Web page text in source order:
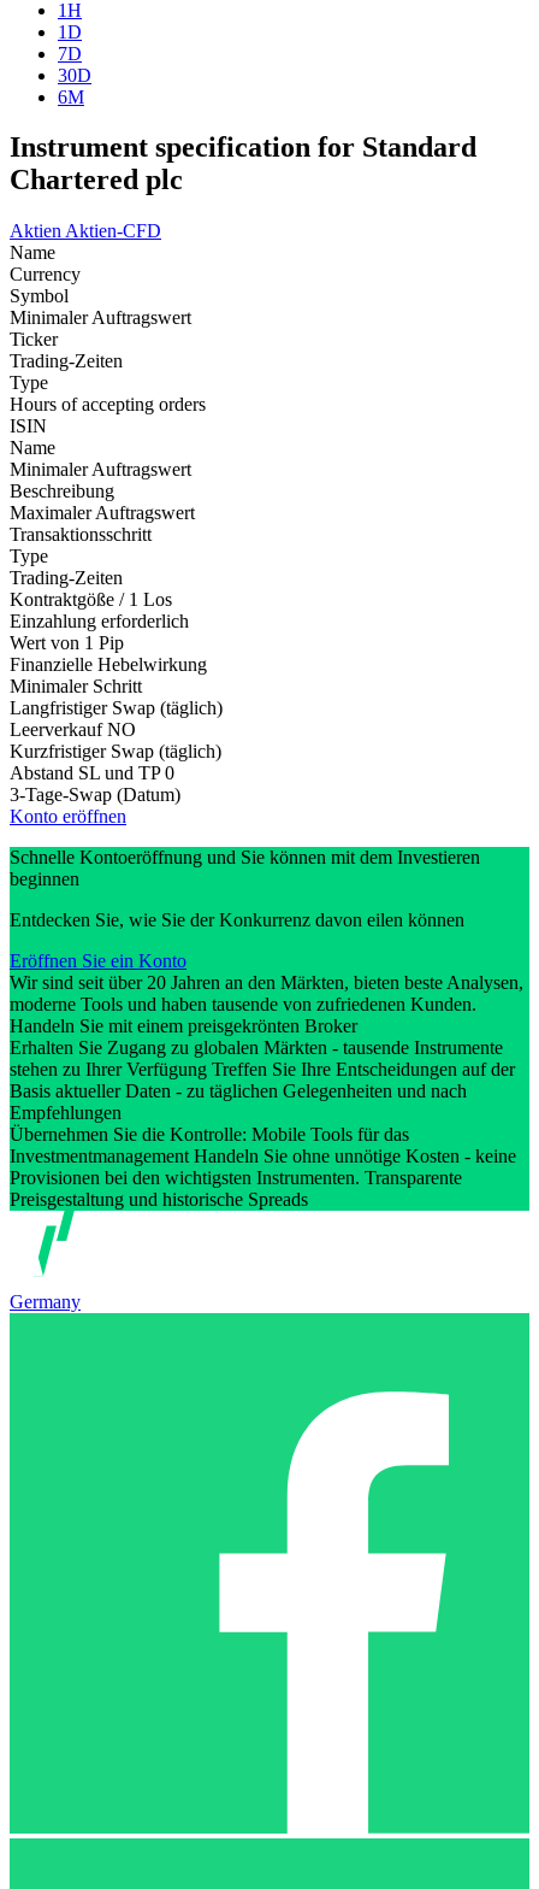
1H
1D
7D
30D
6M
Instrument specification for Standard
Chartered plc
Aktien Aktien-CFD
Name
Currency
Symbol
Minimaler Auftragswert
Ticker
Trading-Zeiten
Type
Hours of accepting orders
ISIN
Name
Minimaler Auftragswert
Beschreibung
Maximaler Auftragswert
Transaktionsschritt
Type
Trading-Zeiten
Kontraktgöße / 1 Los
Einzahlung erforderlich
Wert von 1 Pip
Finanzielle Hebelwirkung
Minimaler Schritt
Langfristiger Swap (täglich)
Leerverkauf NO
Kurzfristiger Swap (täglich)
Abstand SL und TP 0
3-Tage-Swap (Datum)
Konto eröffnen
Schnelle Kontoeröffnung und Sie können mit dem Investieren
beginnen
Entdecken Sie, wie Sie der Konkurrenz davon eilen können
Eröffnen Sie ein Konto
Wir sind seit über 20 Jahren an den Märkten, bieten beste Analysen,
moderne Tools und haben tausende von zufriedenen Kunden.
Handeln Sie mit einem preisgekrönten Broker
Erhalten Sie Zugang zu globalen Märkten - tausende Instrumente
stehen zu Ihrer Verfügung Treffen Sie Ihre Entscheidungen auf der
Basis aktueller Daten - zu täglichen Gelegenheiten und nach
Empfehlungen
Übernehmen Sie die Kontrolle: Mobile Tools für das
Investmentmanagement Handeln Sie ohne unnötige Kosten - keine
Provisionen bei den wichtigsten Instrumenten. Transparente
Preisgestaltung und historische Spreads
Germany